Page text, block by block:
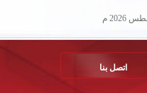
اتصل بنا